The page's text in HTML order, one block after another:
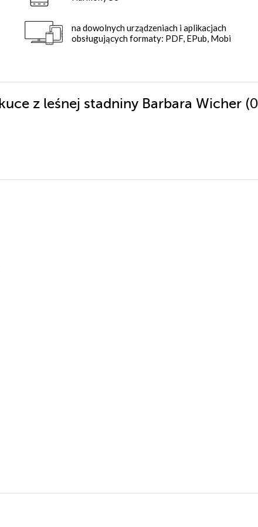
na dowolnych urządzeniach i aplikacjach
obsługujących formaty: PDF, EPub, Mobi
z leśnej stadniny Barbara Wicher